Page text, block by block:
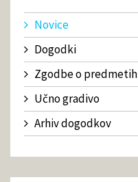
Novice
Dogodki
Zgodbe o predmetih
Učno gradivo
Arhiv dogodkov